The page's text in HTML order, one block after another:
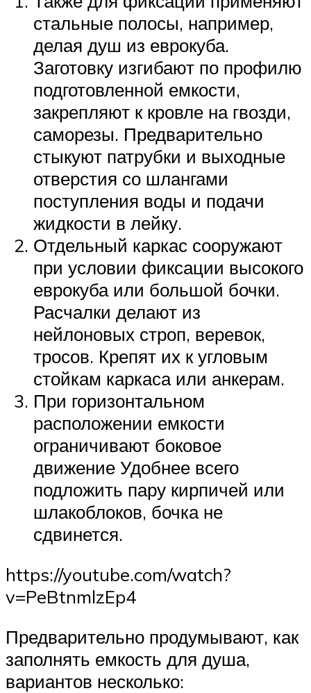
стальные полосы, например,
делая душ из еврокуба.
Заготовку изгибают по профилю
подготовленной емкости,
закрепляют к кровле на гвозди,
саморезы. Предварительно
стыкуют патрубки и выходные
отверстия со шлангами
поступления воды и подачи
жидкости в лейку.
Отдельный каркас сооружают
при условии фиксации высокого
еврокуба или большой бочки.
Расчалки делают из
нейлоновых строп, веревок,
тросов. Крепят их к угловым
стойкам каркаса или анкерам.
При горизонтальном
расположении емкости
ограничивают боковое
движение Удобнее всего
подложить пару кирпичей или
шлакоблоков, бочка не
сдвинется.
https://youtube.com/watch?
v=PeBtnmlzEp4
Предварительно продумывают, как
заполнять емкость для душа,
вариантов несколько: